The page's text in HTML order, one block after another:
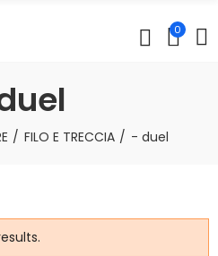
0
FILO E TRECCIA - duel